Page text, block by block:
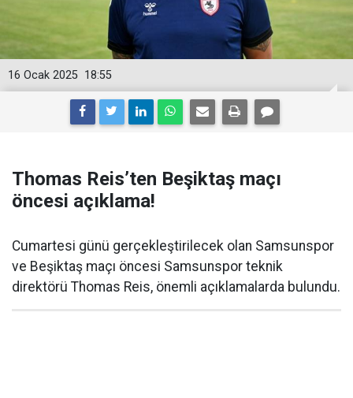
18:55
16 Ocak 2025
Thomas Reis’ten Beşiktaş maçı
öncesi açıklama!
Cumartesi günü gerçekleştirilecek olan Samsunspor
ve Beşiktaş maçı öncesi Samsunspor teknik
direktörü Thomas Reis, önemli açıklamalarda bulundu.